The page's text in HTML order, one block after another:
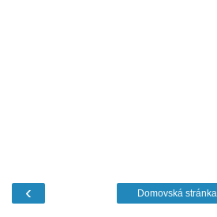
‹ Domovská stránka